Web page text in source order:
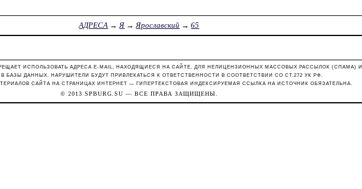
АДРЕСА →Я →Ярославский →65
ИСПОЛЬЗОВАТЬ АДРЕСА E-MAIL, НАХОДЯЩИЕСЯ НА САЙТЕ, ДЛЯ НЕЛИЦЕНЗИОННЫХ МАССОВЫХ РАССЫЛОК (СПАМА) И
БАЗЫ ДАННЫХ. НАРУШИТЕЛИ БУДУТ ПРИВЛЕКАТЬСЯ К ОТВЕТСТВЕННОСТИ В СООТВЕТСТВИИ СО СТ.272 УК РФ.
САЙТА НА СТРАНИЦАХ ИНТЕРНЕТ — ГИПЕРТЕКСТОВАЯ ИНДЕКСИРУЕМАЯ ССЫЛКА НА ИСТОЧНИК ОБЯЗАТЕЛЬНА.
© 2013 SPBURG.SU — ВСЕ ПРАВА ЗАЩИЩЕНЫ.